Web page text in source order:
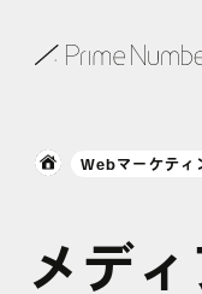
事例紹介
Webマーケティ
メデ